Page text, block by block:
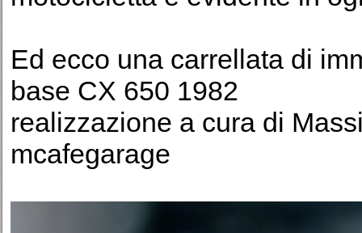
Ed ecco una carrellata di
base CX 650 1982
realizzazione a cura di
mcafegarage